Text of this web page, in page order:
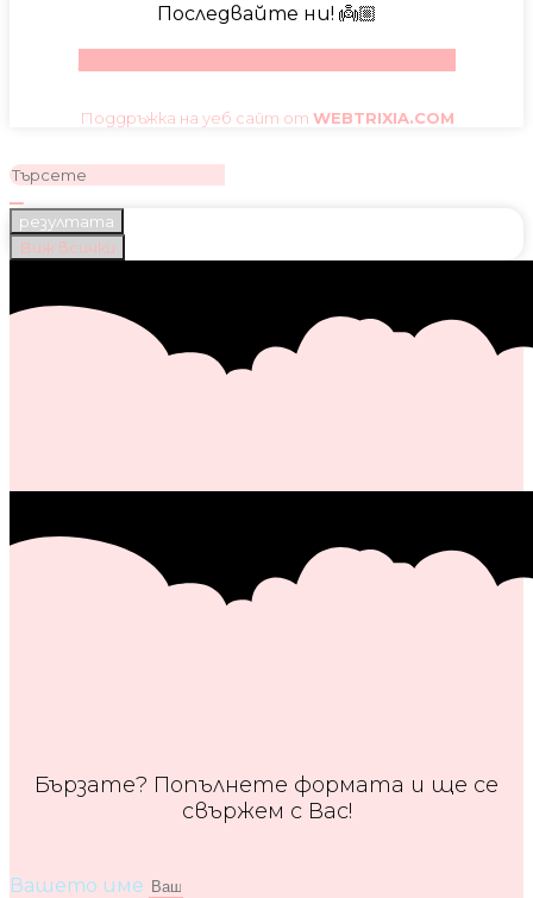
Последвайте ни! 👼🏼
Поддръжка на уеб сайт от WEBTRIXIA.COM
резултата
Виж всички
Бързате? Попълнете формата и ще се
свържем с Вас!
Вашето име